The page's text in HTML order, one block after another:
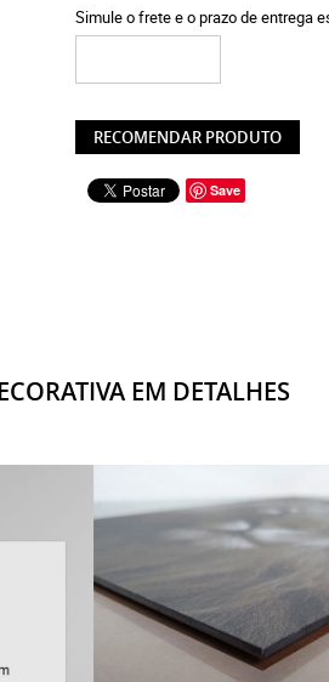
Simule o frete e o prazo de entrega
RECOMENDAR PRODUTO
Save
EM DETALHES